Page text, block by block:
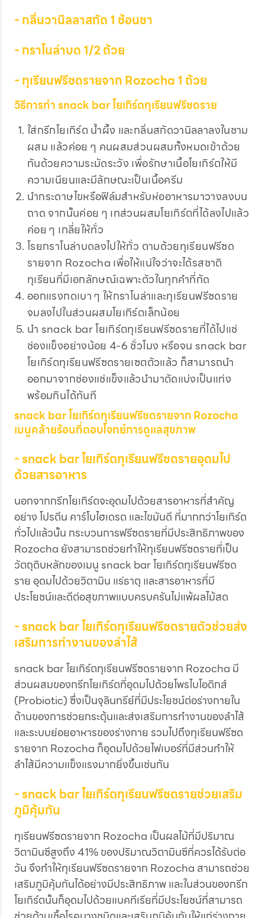
- กลิ่นวานิลลาสกัด 1 ช้อนชา
- กราโนล่าบด 1/2 ถ้วย
- ทุเรียนฟรีซดรายจาก Rozocha 1 ถ้วย
วิธีการทำ snack bar โยเกิร์ตทุเรียนฟรีซดราย
ใส่กรีกโยเกิร์ต น้ำผึ้ง และกลิ่นสกัดวานิลลาลงในชาม
ผสม แล้วค่อย ๆ คนผสมส่วนผสมทั้งหมดเข้าด้วย
กันด้วยความระมัดระวัง เพื่อรักษาเนื้อโยเกิร์ตให้มี
ความเนียนและมีลักษณะเป็นเนื้อครีม
นำกระดาษไขหรือฟิล์มสำหรับห่ออาหารมาวางลงบน
ถาด จากนั้นค่อย ๆ เทส่วนผสมโยเกิร์ตที่ได้ลงไปแล้ว
ค่อย ๆ เกลี่ยให้ทั่ว
โรยกราโนล่าบดลงไปให้ทั่ว ตามด้วยทุเรียนฟรีซด
รายจาก Rozocha เพื่อให้แน่ใจว่าจะได้รสชาติ
ทุเรียนที่มีเอกลักษณ์เฉพาะตัวในทุกคำที่กัด
ออกแรงกดเบา ๆ ให้กราโนล่าและทุเรียนฟรีซดราย
จมลงไปในส่วนผสมโยเกิร์ตเล็กน้อย
นำ snack bar โยเกิร์ตทุเรียนฟรีซดรายที่ได้ไปแช่
ช่องแข็งอย่างน้อย 4-6 ชั่วโมง หรือจน snack bar
โยเกิร์ตทุเรียนฟรีซดรายเซตตัวแล้ว ก็สามารถนำ
ออกมาจากช่องแช่แข็งแล้วนำมาตัดแบ่งเป็นแท่ง
พร้อมกินได้ทันที
snack bar โยเกิร์ตทุเรียนฟรีซดรายจาก Rozocha
เมนูคล้ายร้อนที่ตอบโจทย์การดูแลสุขภาพ
- snack bar โยเกิร์ตทุเรียนฟรีซดรายอุดมไป
ด้วยสารอาหาร
นอกจากกรีกโยเกิร์ตจะอุดมไปด้วยสารอาหารที่สำคัญ
อย่าง โปรตีน คาร์โบไฮเดรต และไขมันดี ที่มากกว่าโยเกิร์ต
ทั่วไปแล้วนั้น กระบวนการฟรีซดรายที่มีประสิทธิภาพของ
Rozocha ยังสามารถช่วยทำให้ทุเรียนฟรีซดรายที่เป็น
วัตถุดิบหลักของเมนู snack bar โยเกิร์ตทุเรียนฟรีซด
ราย อุดมไปด้วยวิตามิน แร่ธาตุ และสารอาหารที่มี
ประโยชน์และดีต่อสุขภาพแบบครบครันไม่แพ้ผลไม้สด
- snack bar โยเกิร์ตทุเรียนฟรีซดรายตัวช่วยส่ง
เสริมการทำงานของลำไส้
snack bar โยเกิร์ตทุเรียนฟรีซดรายจาก Rozocha มี
ส่วนผสมของกรีกโยเกิร์ตที่อุดมไปด้วยโพรไบโอติกส์
(Probiotic) ซึ่งเป็นจุลินทรีย์ที่มีประโยชน์ต่อร่างกายใน
ด้านของการช่วยกระตุ้นและส่งเสริมการทำงานของลำไส้
และระบบย่อยอาหารของร่างกาย รวมไปถึงทุเรียนฟรีซด
รายจาก Rozocha ก็อุดมไปด้วยไฟเบอร์ที่มีส่วนทำให้
ลำไส้มีความแข็งแรงมากยิ่งขึ้นเช่นกัน
- snack bar โยเกิร์ตทุเรียนฟรีซดรายช่วยเสริม
ภูมิคุ้มกัน
ทุเรียนฟรีซดรายจาก Rozocha เป็นผลไม้ที่มีปริมาณ
วิตามินซีสูงถึง 41% ของปริมาณวิตามินซีที่ควรได้รับต่อ
วัน จึงทำให้ทุเรียนฟรีซดรายจาก Rozocha สามารถช่วย
เสริมภูมิคุ้มกันได้อย่างมีประสิทธิภาพ และในส่วนของกรีก
โยเกิร์ตนั้นก็อุดมไปด้วยแบคทีเรียที่มีประโยชน์ที่สามารถ